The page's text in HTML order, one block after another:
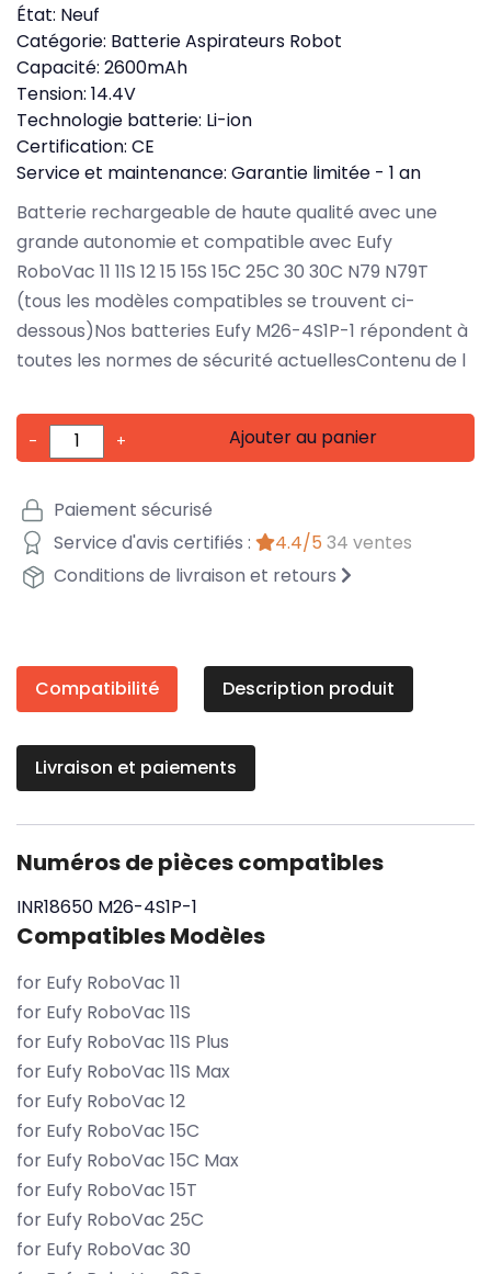
État: Neuf
Catégorie: Batterie Aspirateurs Robot
Capacité: 2600mAh
Tension: 14.4V
Technologie batterie: Li-ion
Certification: CE
Service et maintenance: Garantie limitée - 1 an
Batterie rechargeable de haute qualité avec une
grande autonomie et compatible avec Eufy
RoboVac 11 11S 12 15 15S 15C 25C 30 30C N79 N79T
(tous les modèles compatibles se trouvent ci-
dessous)Nos batteries Eufy M26-4S1P-1 répondent à
toutes les normes de sécurité actuellesContenu de l
- + Ajouter au panier
Paiement sécurisé
Service d'avis certifiés :
4.4/5 34 ventes
Conditions de livraison et retours
Compatibilité Description produit
Livraison et paiements
Numéros de pièces compatibles
INR18650 M26-4S1P-1
Compatibles Modèles
for Eufy RoboVac 11
for Eufy RoboVac 11S
for Eufy RoboVac 11S Plus
for Eufy RoboVac 11S Max
for Eufy RoboVac 12
for Eufy RoboVac 15C
for Eufy RoboVac 15C Max
for Eufy RoboVac 15T
for Eufy RoboVac 25C
for Eufy RoboVac 30